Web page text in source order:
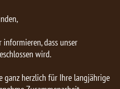
dass unser
wird.
ganz herzlich für Ihre langjährige